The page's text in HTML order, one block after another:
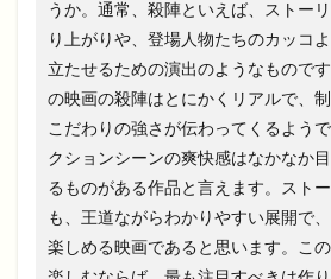
うか。通常、殺陣といえば、ストー
り上がりや、登場人物たちのカッコ
立たせるための演出のようなもので
の映画の殺陣はとにかくリアルで、
こだわりの強さが伝わってくるよう
クションシーンの爽快感はなかなか
るものがある作品と言えます。スト
も、王道ながらわかりやすい展開で
楽しめる映画であると思います。こ